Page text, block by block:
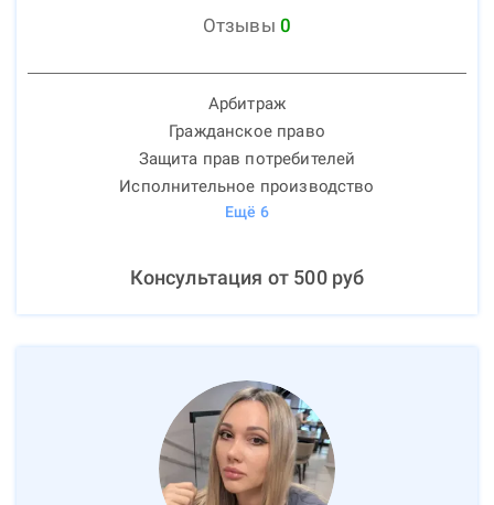
Отзывы 0
Арбитраж
Гражданское право
Защита прав потребителей
Исполнительное производство
Ещё 6
Консультация от 500руб